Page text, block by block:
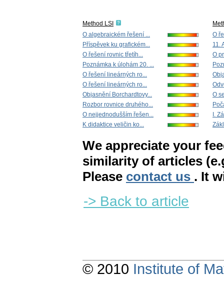
Method LSI
O algebraickém řešení ...
Příspěvek ku grafickém...
O řešení rovnic třetíh...
Poznámka k úlohám 20. ...
O řešení lineárných ro...
O řešení lineárných ro...
Objasnění Borchardtovy...
Rozbor rovnice druhého...
O nejjednodušším řešen...
K didaktice veličin ko...
O
11.
O
O
I.
We appreciate your
similarity of articles
Please contact us . It
-> Back to article
© 2010 Institute of